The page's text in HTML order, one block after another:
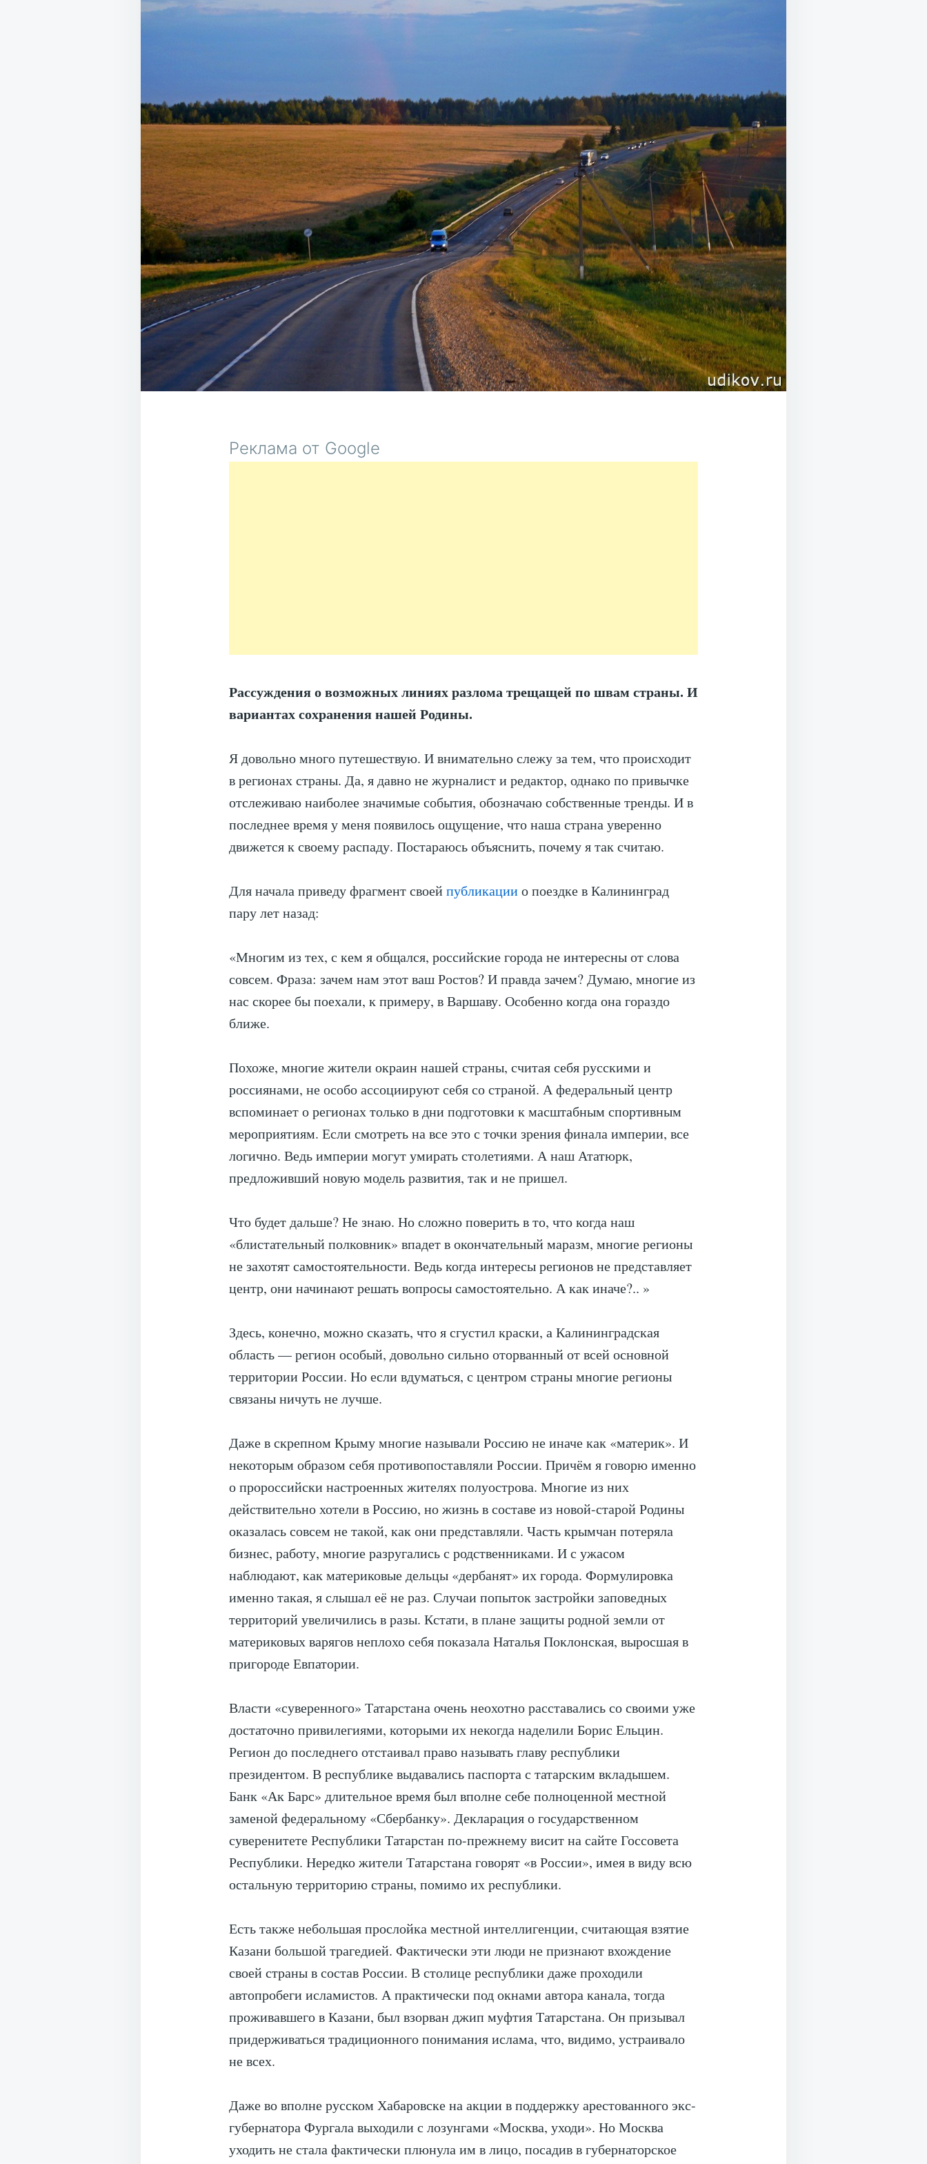
Реклама от Google
Рассуждения о возможных линиях разлома трещащей по швам страны. И
вариантах сохранения нашей Родины.
Я довольно много путешествую. И внимательно слежу за тем, что происходит
в регионах страны. Да, я давно не журналист и редактор, однако по привычке
отслеживаю наиболее значимые события, обозначаю собственные тренды. И в
последнее время у меня появилось ощущение, что наша страна уверенно
движется к своему распаду. Постараюсь объяснить, почему я так считаю.
Для начала приведу фрагмент своей публикациио поездке в Калининград
пару лет назад:
«Многим из тех, с кем я общался, российские города не интересны от слова
совсем. Фраза: зачем нам этот ваш Ростов? И правда зачем? Думаю, многие из
нас скорее бы поехали, к примеру, в Варшаву. Особенно когда она гораздо
ближе.
Похоже, многие жители окраин нашей страны, считая себя русскими и
россиянами, не особо ассоциируют себя со страной. А федеральный центр
вспоминает о регионах только в дни подготовки к масштабным спортивным
мероприятиям. Если смотреть на все это с точки зрения финала империи, все
логично. Ведь империи могут умирать столетиями. А наш Ататюрк,
предложивший новую модель развития, так и не пришел.
Что будет дальше? Не знаю. Но сложно поверить в то, что когда наш
«блистательный полковник» впадет в окончательный маразм, многие регионы
не захотят самостоятельности. Ведь когда интересы регионов не представляет
центр, они начинают решать вопросы самостоятельно. А как иначе?.. »
Здесь, конечно, можно сказать, что я сгустил краски, а Калининградская
область — регион особый, довольно сильно оторванный от всей основной
территории России. Но если вдуматься, с центром страны многие регионы
связаны ничуть не лучше.
Даже в скрепном Крыму многие называли Россию не иначе как «материк». И
некоторым образом себя противопоставляли России. Причём я говорю именно
о пророссийски настроенных жителях полуострова. Многие из них
действительно хотели в Россию, но жизнь в составе из новой-старой Родины
оказалась совсем не такой, как они представляли. Часть крымчан потеряла
бизнес, работу, многие разругались с родственниками. И с ужасом
наблюдают, как материковые дельцы «дербанят» их города. Формулировка
именно такая, я слышал её не раз. Случаи попыток застройки заповедных
территорий увеличились в разы. Кстати, в плане защиты родной земли от
материковых варягов неплохо себя показала Наталья Поклонская, выросшая в
пригороде Евпатории.
Власти «суверенного» Татарстана очень неохотно расставались со своими уже
достаточно привилегиями, которыми их некогда наделили Борис Ельцин.
Регион до последнего отстаивал право называть главу республики
президентом. В республике выдавались паспорта с татарским вкладышем.
Банк «Ак Барс» длительное время был вполне себе полноценной местной
заменой федеральному «Сбербанку». Декларация о государственном
суверенитете Республики Татарстан по-прежнему висит на сайте Госсовета
Республики. Нередко жители Татарстана говорят «в России», имея в виду всю
остальную территорию страны, помимо их республики.
Есть также небольшая прослойка местной интеллигенции, считающая взятие
Казани большой трагедией. Фактически эти люди не признают вхождение
своей страны в состав России. В столице республики даже проходили
автопробеги исламистов. А практически под окнами автора канала, тогда
проживавшего в Казани, был взорван джип муфтия Татарстана. Он призывал
придерживаться традиционного понимания ислама, что, видимо, устраивало
не всех.
Даже во вполне русском Хабаровске на акции в поддержку арестованного экс-
губернатора Фургала выходили с лозунгами «Москва, уходи». Но Москва
уходить не стала фактически плюнула им в лицо, посадив в губернаторское